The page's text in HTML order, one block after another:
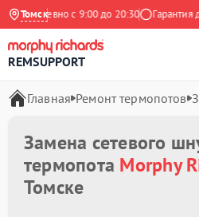
Томск
Ежедневно с 9:00 до 20:30 Гарантия до
REMSUPPORT
Главная Ремонт термопотов
Замена сетевого
термопота Morphy
Томске